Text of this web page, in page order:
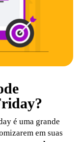
é uma grande
em suas